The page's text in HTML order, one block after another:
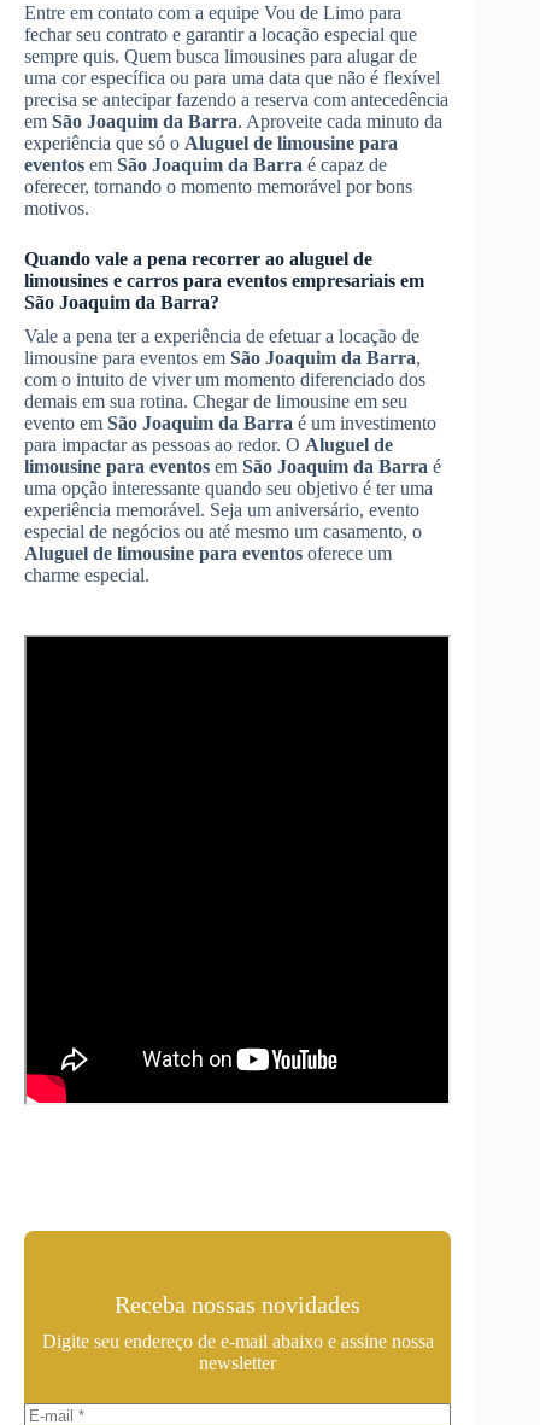
Entre em contato com a equipe Vou de Limo para
fechar seu contrato e garantir a locação especial que
sempre quis. Quem busca limousines para alugar de
uma cor específica ou para uma data que não é flexível
precisa se antecipar fazendo a reserva com antecedência
em São Joaquim da Barra. Aproveite cada minuto da
experiência que só o Aluguel de limousine para
eventos em São Joaquim da Barra é capaz de
oferecer, tornando o momento memorável por bons
motivos.
Quando vale a pena recorrer ao aluguel de
limousines e carros para eventos empresariais em
São Joaquim da Barra?
Vale a pena ter a experiência de efetuar a locação de
limousine para eventos em São Joaquim da Barra,
com o intuito de viver um momento diferenciado dos
demais em sua rotina. Chegar de limousine em seu
evento em São Joaquim da Barra é um investimento
para impactar as pessoas ao redor. O Aluguel de
limousine para eventos em São Joaquim da Barra é
uma opção interessante quando seu objetivo é ter uma
experiência memorável. Seja um aniversário, evento
especial de negócios ou até mesmo um casamento, o
Aluguel de limousine para eventos oferece um
charme especial.
Receba nossas novidades
Digite seu endereço de e-mail abaixo e assine nossa
newsletter